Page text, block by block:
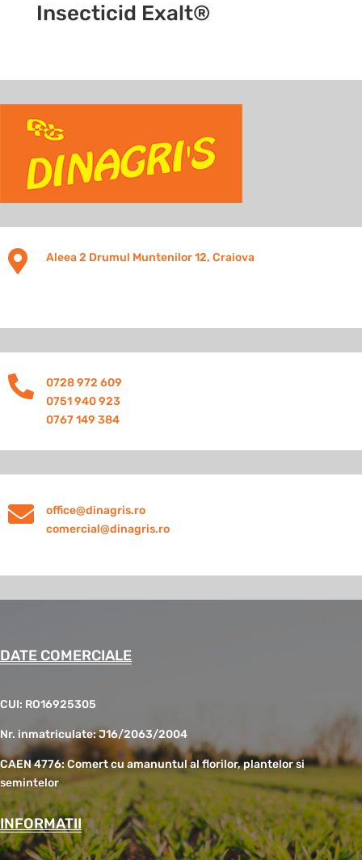
Insecticid Exalt®
 Aleea 2 Drumul Muntenilor 12, Craiova

0728 972 609
0751 940 923
0767 149 384

office@dinagris.ro
comercial@dinagris.ro
DATE COMERCIALE
CUI: RO16925305
Nr. inmatriculate: J16/2063/2004
CAEN 4776: Comert cu amanuntul al florilor, plantelor si
semintelor
INFORMATII